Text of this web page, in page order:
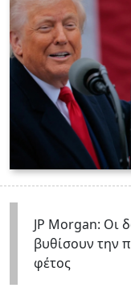
JP Morgan: Οι
βυθίσουν την
φέτος